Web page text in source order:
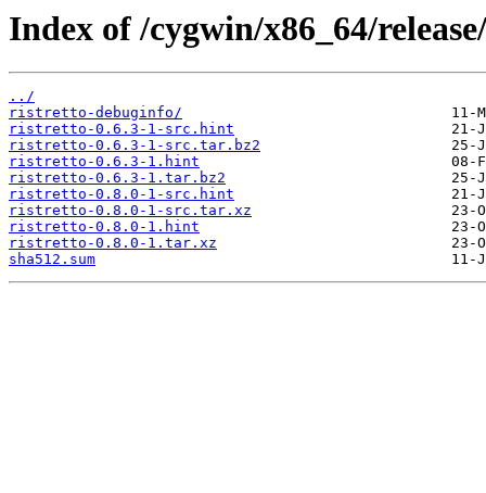
Index of /cygwin/x86_64/
../
ristretto-debuginfo/
ristretto-0.6.3-1-src.hint
ristretto-0.6.3-1-src.tar.bz2
ristretto-0.6.3-1.hint
ristretto-0.6.3-1.tar.bz2
ristretto-0.8.0-1-src.hint
ristretto-0.8.0-1-src.tar.xz
ristretto-0.8.0-1.hint
ristretto-0.8.0-1.tar.xz
sha512.sum